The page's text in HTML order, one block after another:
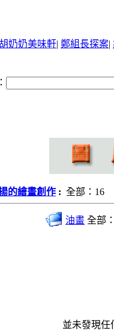
奶奶美味軒| 鄭組長探案|
的繪畫創作 : 全部：16
油畫 全部
並未發現任